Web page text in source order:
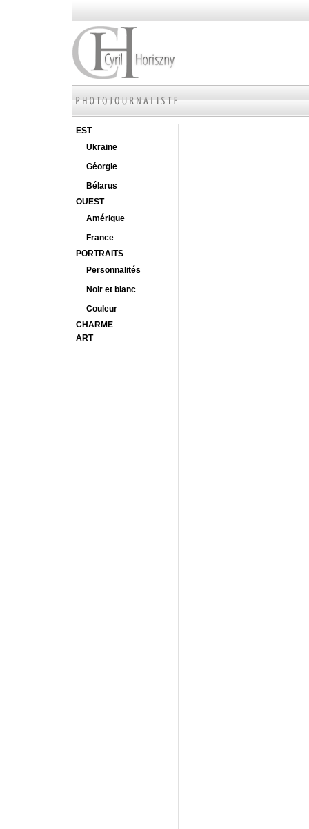
EST
Ukraine
Géorgie
Bélarus
OUEST
Amérique
France
PORTRAITS
Personnalités
Noir et blanc
Couleur
CHARME
ART